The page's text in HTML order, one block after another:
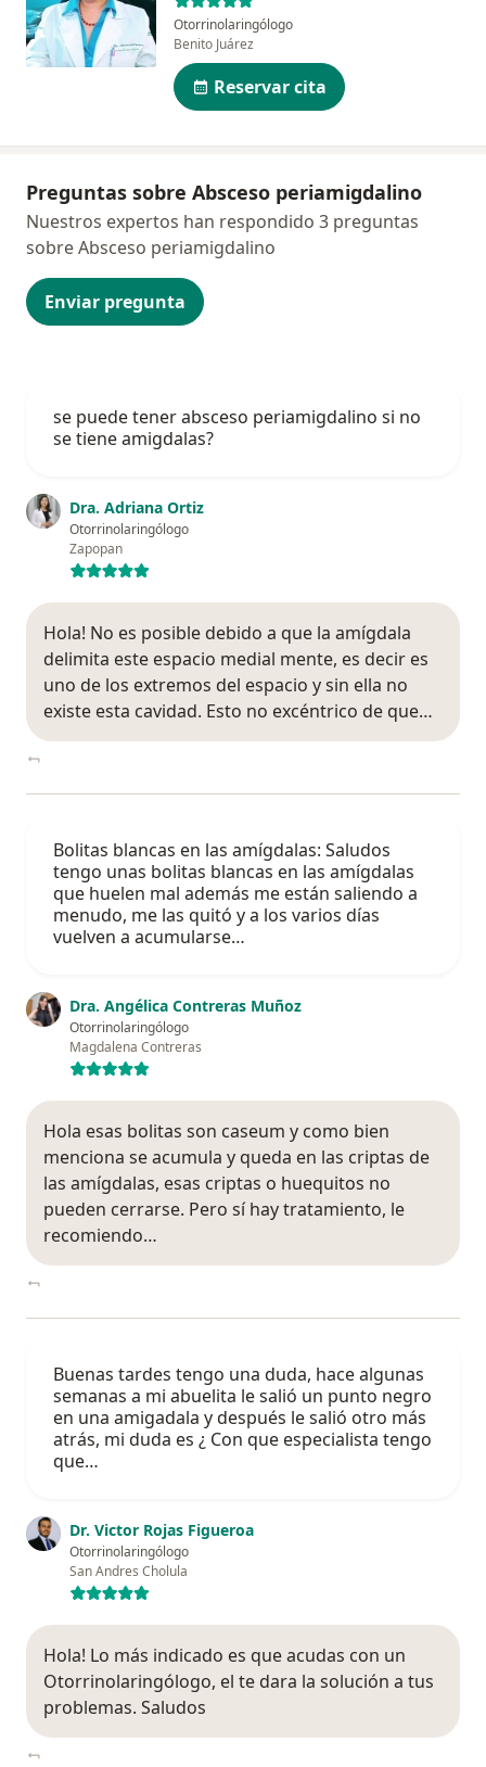
Otorrinolaringólogo
Benito Juárez
Reservar cita
Preguntas sobre Absceso periamigdalino
Enviar pregunta
Nuestros expertos han respondido 3 preguntas
sobre Absceso periamigdalino
se puede tener absceso periamigdalino si no
se tiene amigdalas?
Dra. Adriana Ortiz
Otorrinolaringólogo
Zapopan
Hola! No es posible debido a que la amígdala
delimita este espacio medial mente, es decir es
uno de los extremos del espacio y sin ella no
existe esta cavidad. Esto no excéntrico de que…
Bolitas blancas en las amígdalas: Saludos
tengo unas bolitas blancas en las amígdalas
que huelen mal además me están saliendo a
menudo, me las quitó y a los varios días
vuelven a acumularse…
Dra. Angélica Contreras Muñoz
Otorrinolaringólogo
Magdalena Contreras
Hola esas bolitas son caseum y como bien
menciona se acumula y queda en las criptas de
las amígdalas, esas criptas o huequitos no
pueden cerrarse. Pero sí hay tratamiento, le
recomiendo…
Buenas tardes tengo una duda, hace algunas
semanas a mi abuelita le salió un punto negro
en una amigadala y después le salió otro más
atrás, mi duda es ¿ Con que especialista tengo
que…
Dr. Victor Rojas Figueroa
Otorrinolaringólogo
San Andres Cholula
Hola! Lo más indicado es que acudas con un
Otorrinolaringólogo, el te dara la solución a tus
problemas. Saludos